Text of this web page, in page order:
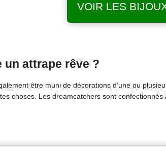
VOIR LES
un attrape rêve ?
être muni de décorations d’une ou
choses. Les dreamcatchers sont